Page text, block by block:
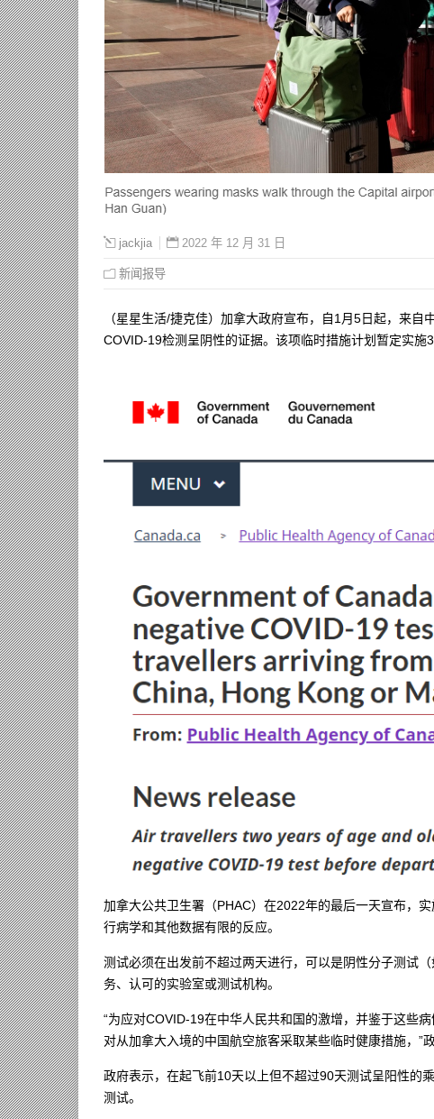
jackjia 2022 年 12 月 31 日
新闻报导
（星星生活/捷克佳）加拿大政府宣布，自1月5日起，来
COVID-19检测呈阴性的证据。该项临时措施计划暂定实施
加拿大公共卫生署（PHAC）在2022年的最后一天宣布，
行病学和其他数据有限的反应。
测试必须在出发前不超过两天进行，可以是阴性分子测试
务、认可的实验室或测试机构。
“为应对COVID-19在中华人民共和国的激增，并鉴于这些
对从加拿大入境的中国航空旅客采取某些临时健康措施，”
政府表示，在起飞前10天以上但不超过90天测试呈阳性的
测试。